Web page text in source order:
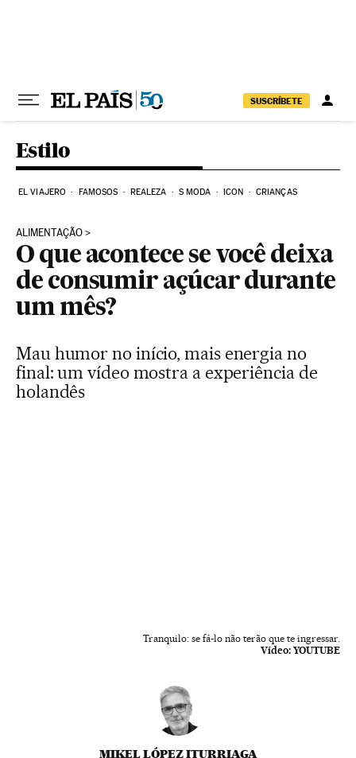
SUSCRÍBETE
Estilo
EL VIAJERO FAMOSOS REALEZA S MODA ICON CRIANÇAS
ALIMENTAÇÃO
O que acontece se você deixa
de consumir açúcar durante
um mês?
Mau humor no início, mais energia no
final: um vídeo mostra a experiência de
holandês
Tranquilo: se fá-lo não terão que te ingressar.
Vídeo: YOUTUBE
MIKEL LÓPEZ ITURRIAGA